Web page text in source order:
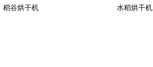
稻谷烘干机 水稻烘干机